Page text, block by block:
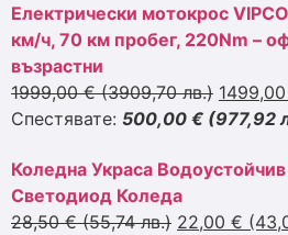
Електрически мотокрос
км/ч, 70 км пробег, 220Nm –
възрастни
1999,00 €(3909,70 лв.)
Спестявате: 500,00 € (977,92
Коледна Украса
Светодиод Коледа
28,50 €(55,74 лв.) 22,00 €